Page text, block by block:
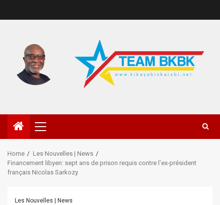
Home
Les Nouvelles | News
Financement libyen: sept ans de prison requis contre l’ex-président
français Nicolas Sarkozy
Les Nouvelles | News